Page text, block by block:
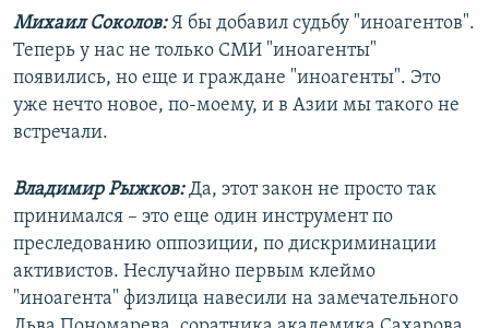
Михаил Соколов:Я бы добавил судьбу "иноагентов".
Теперь у нас не только СМИ "иноагенты"
появились, но еще и граждане "иноагенты". Это
уже нечто новое, по-моему, и в Азии мы такого не
встречали.
Владимир Рыжков:Да, этот закон не просто так
принимался – это еще один инструмент по
преследованию оппозиции, по дискриминации
активистов. Неслучайно первым клеймо
"иноагента" физлица навесили на замечательного